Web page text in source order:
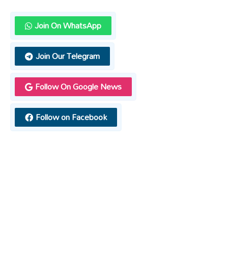
Join On WhatsApp
Join Our Telegram
Follow On Google News
Follow on Facebook